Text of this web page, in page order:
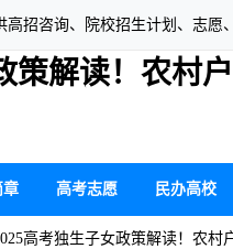
高招咨询、院校招生计划、志愿
策解读！农村
章 高考志愿 民办高校
高考独生子女政策解读！农村